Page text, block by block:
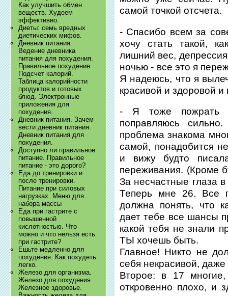
Как улучшить обмен
веществ. Худеем
эффективно.
Диеты: семь вредных
диетических мифов.
Дневник питания.
Ведение дневника
питания для похудения.
Правильное похудение.
Подсчет калорий.
Таблица калорийности
продуктов и готовых
блюд. Электронные
приложения для
похудения.
Дневник питания. Зачем
вести дневник питания.
Дневник питания для
похудения.
Доступно ли правильное
питание. Правильное
питание - это дорого?
Еда до тренировки и
после тренировки.
Питание при силовых
нагрузках. Меню для
набора массы
Еда при гастрите с
повышенной
кислотностью. Что
можно и что нельзя есть
при гастрите?
Ешьте медленно для
похудения. Как похудеть
легко.
Железо для организма.
Железо для похудения.
Железное здоровье.
самой точкой отсчета.
- Спасибо всем за
хочу стать такой,
лишний вес,
ночью - все это я
Я надеюсь, что я
красивой и здоровой
- Я тоже пожрать
поправляюсь
проблема знакома
самой, понадобится
и вижу будто
переживания. (Кроме
За несчастные глаза
Теперь мне 26. Все
должна понять, что
дает тебе все шансы
какой тебя не знали
ТЫ хочешь быть.
Главное! Никто не
себя некрасивой,
Второе: в 17
откровенно плохо, и